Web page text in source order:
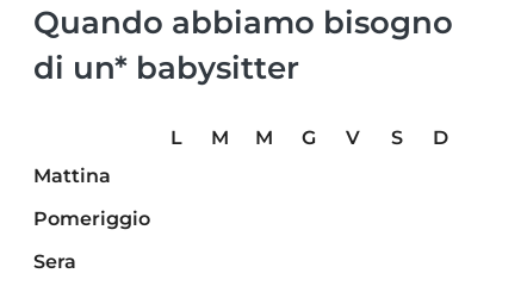
Quando abbiamo bisogno
di un* babysitter
L M M G V S
D
Mattina
Pomeriggio
Sera